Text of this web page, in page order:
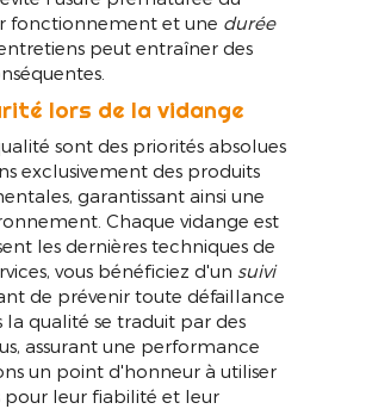
fonctionnement et une durée
peut entraîner des
lors de la vidange
sont des priorités absolues
exclusivement des produits
garantissant ainsi une
Chaque vidange est
les dernières techniques de
vous bénéficiez d'un suivi
de prévenir toute défaillance
qualité se traduit par des
assurant une performance
un point d'honneur à utiliser
pour leur fiabilité et leur